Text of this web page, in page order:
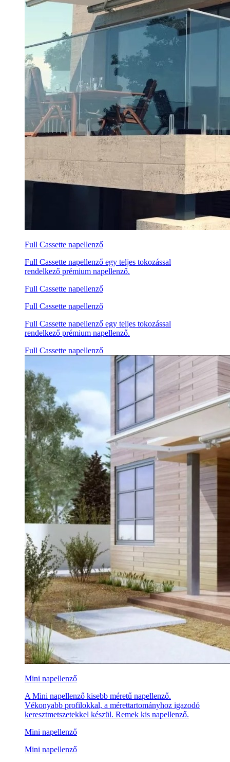
Full Cassette napellenző
Full Cassette napellenző egy teljes tokozással
rendelkező prémium napellenző.
Full Cassette napellenző
Full Cassette napellenző
Full Cassette napellenző egy teljes tokozással
rendelkező prémium napellenző.
Full Cassette napellenző
Mini napellenző
A Mini napellenző kisebb méretű napellenző.
Vékonyabb profilokkal, a mérettartományhoz igazodó
keresztmetszetekkel készül. Remek kis napellenző.
Mini napellenző
Mini napellenző